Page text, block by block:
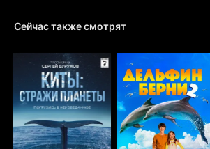
Сейчас также смотрят